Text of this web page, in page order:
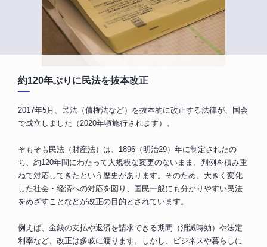
約120年ぶりに民法を抜本改正
2017年5月、民法（債権法など）を抜本的に改正する法律が、国会
で成立しました（2020年頃施行されます）。
そもそも民法（財産法）は、1896（明治29）年に制定されたの
ち、約120年間にわたって大規模な変更のないまま、判例を積み重
ねて対応してきたという歴史があります。そのため、大きく変化
した社会・経済への対応を図り、国民一般にも分かりやすい民法
をめざすことなどが改正の目的とされています。
例えば、金銭の支払や返済を請求できる期間（消滅時効）や法定
利率など、改正は多岐に渡ります。しかし、ビジネスや暮らしに